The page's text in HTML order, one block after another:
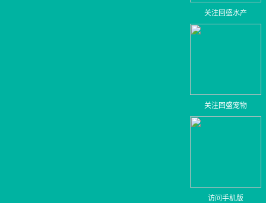
关注回盛水产
关注回盛宠物
访问手机版